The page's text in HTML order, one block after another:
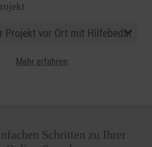
Mehr erfahren
Schritten zu Ihrer